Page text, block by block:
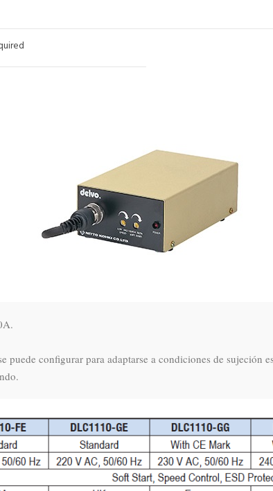
configurar para adaptarse a condiciones de sujeción